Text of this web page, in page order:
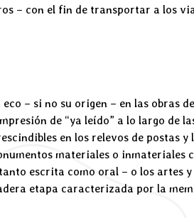
– con el fin de transportar a los
– si no su origen – en las obras
de “ya leído” a lo largo de
en los relevos de postas y
materiales o inmateriales
escrita como oral – o los artes
etapa caracterizada por la